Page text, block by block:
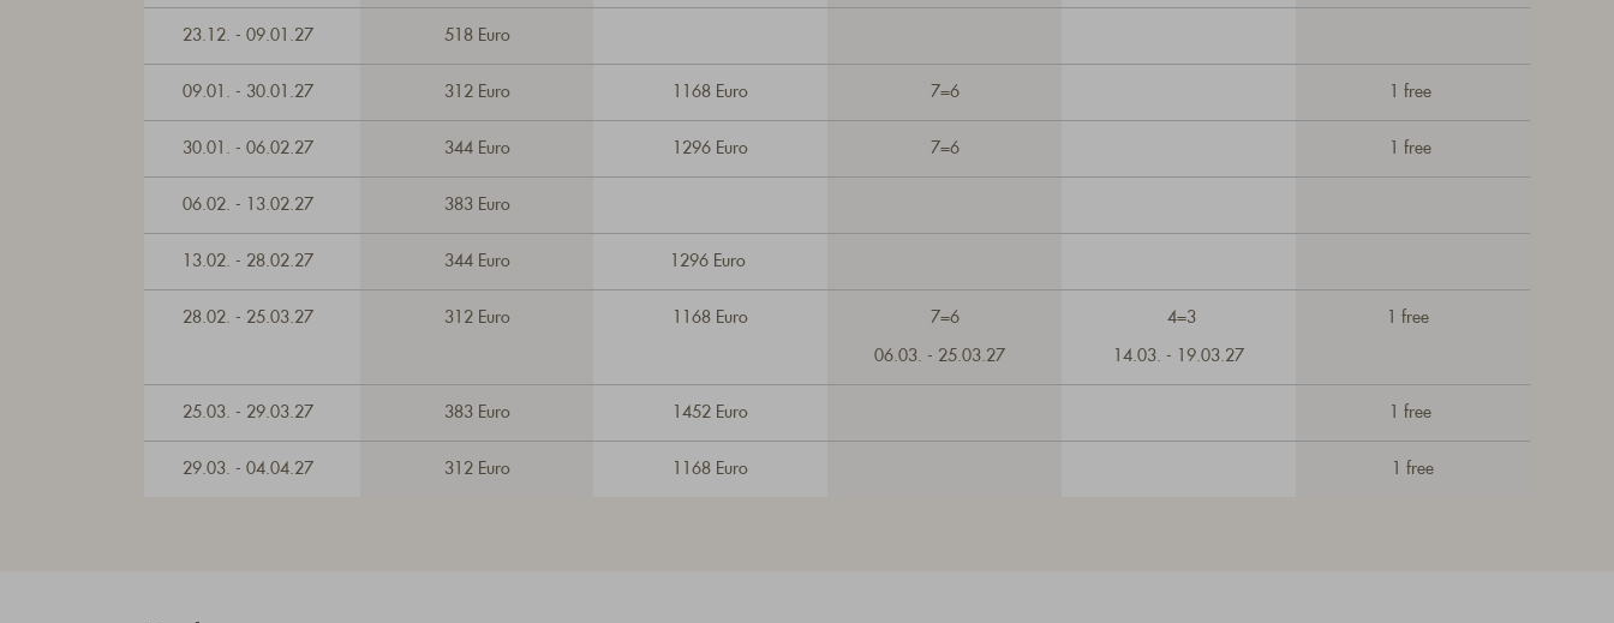
23.12. - 09.01.27 518 Euro
09.01. - 30.01.27 312 Euro 1168 Euro 7=6 1 free
30.01. - 06.02.27 344 Euro 1296 Euro 7=6 1 free
06.02. - 13.02.27 383 Euro
13.02. - 28.02.27 344 Euro 1296 Euro
28.02. - 25.03.27 312 Euro 1168 Euro 7=6
06.03. - 25.03.27
4=3
14.03. - 19.03.27
1 free
25.03. - 29.03.27 383 Euro 1452 Euro 1 free
29.03. - 04.04.27 312 Euro 1168 Euro 1 free